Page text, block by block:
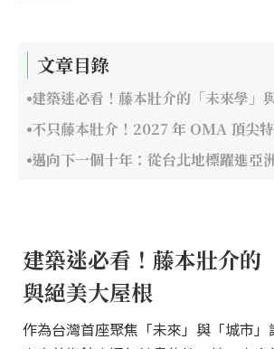
文章目錄
建築迷必看！藤本壯介的「未來學」
不只藤本壯介！2027 年 OMA 頂尖
邁向下一個十年：從台北地標躍進亞
建築迷必看！藤本壯介的
與絕美大屋根
作為台灣首座聚焦「未來」與「城市」